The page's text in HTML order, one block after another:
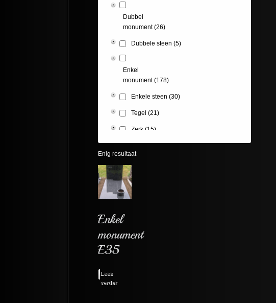
Dubbel
monument (26)
Dubbele steen (5)
Enkel
monument (178)
Enkele steen (30)
Tegel (21)
Zerk (15)
Enig resultaat
Lees
verder